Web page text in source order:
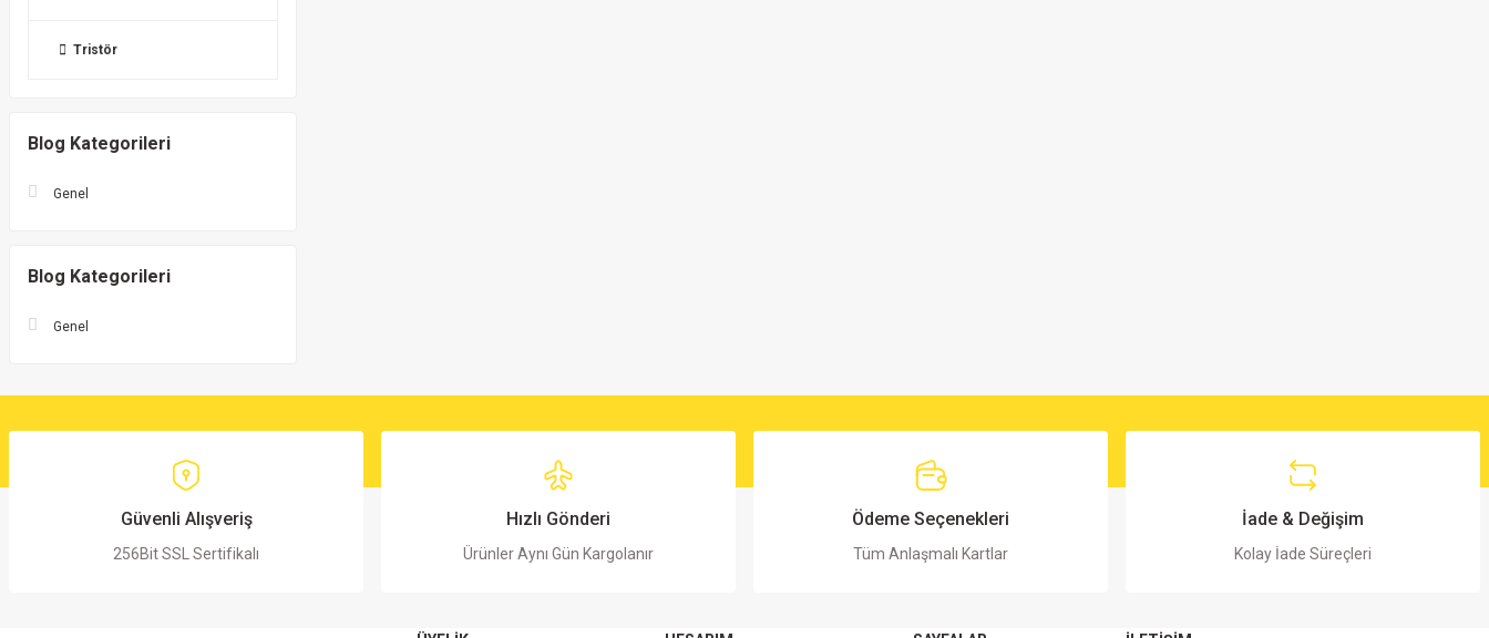
Tristör
Blog Kategorileri
Genel
Blog Kategorileri
Genel
Güvenli Alışveriş
256Bit SSL Sertifikalı
Hızlı Gönderi
Ürünler Aynı Gün Kargolanır
Ödeme Seçenekleri
Tüm Anlaşmalı Kartlar
İade & Değişim
Kolay İade Süreçleri